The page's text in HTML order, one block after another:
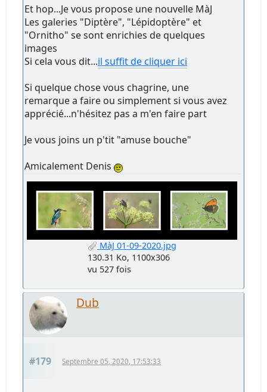
Et hop...Je vous propose une nouvelle MàJ
Les galeries "Diptère", "Lépidoptère" et
"Ornitho" se sont enrichies de quelques
images
Si cela vous dit...il suffit de cliquer ici
Si quelque chose vous chagrine, une
remarque a faire ou simplement si vous avez
apprécié...n'hésitez pas a m'en faire part
Je vous joins un p'tit "amuse bouche"
Amicalement Denis
MàJ 01-09-2020.jpg
130.31 Ko, 1100x306
vu 527 fois
Dub
#179 Septembre 05, 2020, 17:53:33